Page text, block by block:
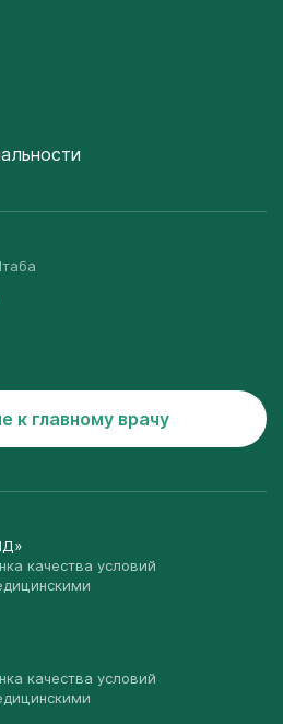
к главному врачу
качества условий
качества условий